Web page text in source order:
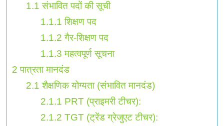
1.1 संभावित पदों की सूची
1.1.1 शिक्षण पद
1.1.2 गैर-शिक्षण पद
1.1.3 महत्वपूर्ण सूचना
2 पात्रता मानदंड
2.1 शैक्षणिक योग्यता (संभावित मानदंड)
2.1.1 PRT (प्राइमरी टीचर):
2.1.2 TGT (ट्रेंड ग्रेजुएट टीचर):